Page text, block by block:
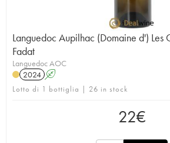
Languedoc Aupilhac (Domaine d') Les
Fadat
Languedoc AOC
2024 A
Lotto di 1 bottiglia | 26 in stock
22€